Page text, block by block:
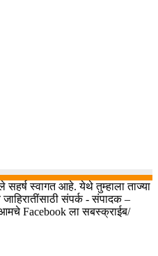
स्वागत आहे. येथे तुम्हाला ताज्या
जाहिरातींसाठी संपर्क - संपादक –
Facebook ला सबस्क्राईब/